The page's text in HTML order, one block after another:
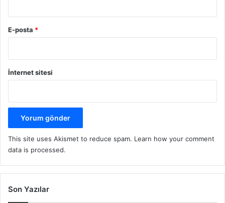
E-posta *
İnternet sitesi
This site uses Akismet to reduce spam. Learn how your comment
data is processed.
Son Yazılar